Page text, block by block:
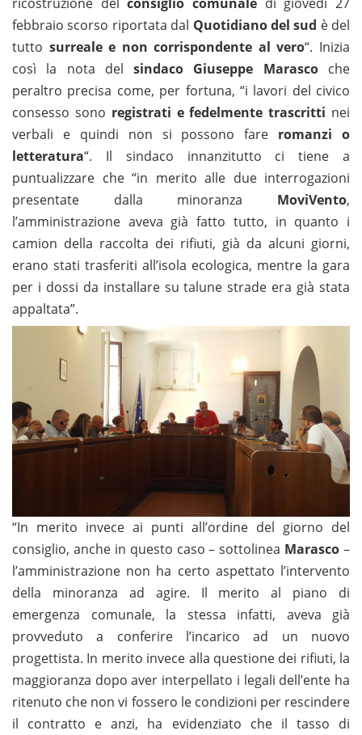
febbraio scorso riportata dal Quotidiano del sud è del
tutto surreale e non corrispondente al vero“. Inizia
così la nota delsindaco Giuseppe Marascoche
peraltro precisa come, per fortuna, “i lavori del civico
consesso sono registrati e fedelmente trascritti nei
verbali e quindi non si possono fare romanzi o
letteratura“. Il sindaco innanzitutto ci tiene a
puntualizzare che “in merito alle due interrogazioni
presentate dalla minoranza MoviVento,
l’amministrazione aveva già fatto tutto, in quanto i
camion della raccolta dei rifiuti, già da alcuni giorni,
erano stati trasferiti all’isola ecologica, mentre la gara
per i dossi da installare su talune strade era già stata
appaltata”.
“In merito invece ai punti all’ordine del giorno del
consiglio, anche in questo caso – sottolinea Marasco –
l’amministrazione non ha certo aspettato l’intervento
della minoranza ad agire. Il merito al piano di
emergenza comunale, la stessa infatti, aveva già
provveduto a conferire l’incarico ad un nuovo
progettista. In merito invece alla questione dei rifiuti, la
maggioranza dopo aver interpellato i legali dell’ente ha
ritenuto che non vi fossero le condizioni per rescindere
il contratto e anzi, ha evidenziato che il tasso di